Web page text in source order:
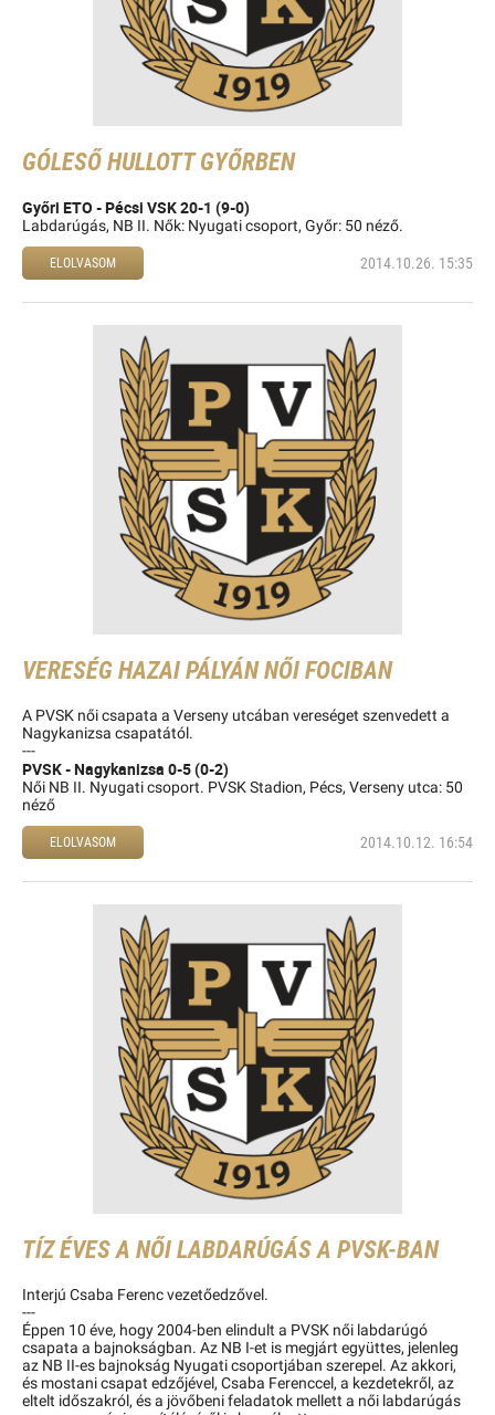
GÓLESŐ HULLOTT GYŐRBEN
Győri ETO - Pécsi VSK 20-1 (9-0)
Labdarúgás, NB II. Nők: Nyugati csoport, Győr: 50 néző.
ELOLVASOM 2014.10.26. 15:35
VERESÉG HAZAI PÁLYÁN NŐI FOCIBAN
A PVSK női csapata a Verseny utcában vereséget szenvedett a
Nagykanizsa csapatától.
---
PVSK - Nagykanizsa 0-5 (0-2)
Női NB II. Nyugati csoport. PVSK Stadion, Pécs, Verseny utca: 50
néző
ELOLVASOM 2014.10.12. 16:54
TÍZ ÉVES A NŐI LABDARÚGÁS A PVSK-BAN
Interjú Csaba Ferenc vezetőedzővel.
---
Éppen 10 éve, hogy 2004-ben elindult a PVSK női labdarúgó
csapata a bajnokságban. Az NB I-et is megjárt együttes, jelenleg
az NB II-es bajnokság Nyugati csoportjában szerepel. Az akkori,
és mostani csapat edzőjével, Csaba Ferenccel, a kezdetekről, az
eltelt időszakról, és a jövőbeni feladatok mellett a női labdarúgás